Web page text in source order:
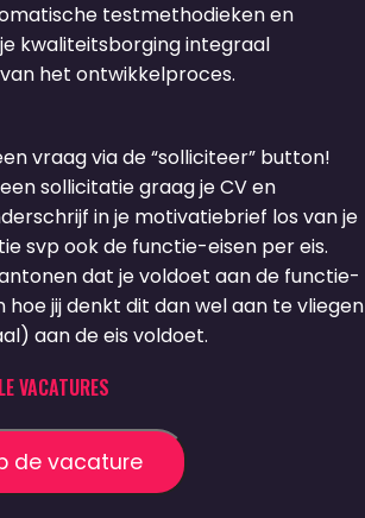
testmethodieken en
kwaliteitsborging integraal
het ontwikkelproces.
vraag via de “solliciteer” button!
sollicitatie graag je CV en
in je motivatiebrief los van je
svp ook de functie-eisen per eis.
dat je voldoet aan de functie-
jij denkt dit dan wel aan te vliegen
aan de eis voldoet.
VACATURES